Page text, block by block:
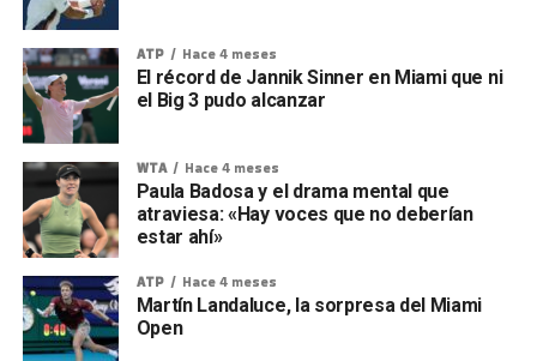
ATP Hace 4 meses
El récord de Jannik Sinner en Miami que ni
el Big 3 pudo alcanzar
WTA Hace 4 meses
Paula Badosa y el drama mental que
atraviesa: «Hay voces que no deberían
estar ahí»
ATP Hace 4 meses
Martín Landaluce, la sorpresa del Miami
Open